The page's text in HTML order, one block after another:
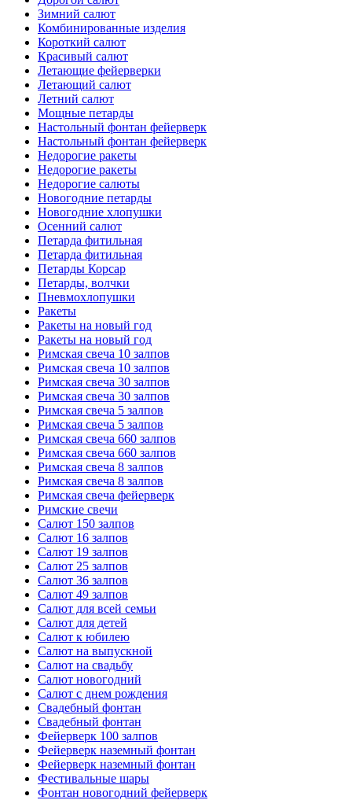
Зимний салют
Комбинированные изделия
Короткий салют
Красивый салют
Летающие фейерверки
Летающий салют
Летний салют
Мощные петарды
Настольный фонтан фейерверк
Настольный фонтан фейерверк
Недорогие ракеты
Недорогие ракеты
Недорогие салюты
Новогодние петарды
Новогодние хлопушки
Осенний салют
Петарда фитильная
Петарда фитильная
Петарды Корсар
Петарды, волчки
Пневмохлопушки
Ракеты
Ракеты на новый год
Ракеты на новый год
Римская свеча 10 залпов
Римская свеча 10 залпов
Римская свеча 30 залпов
Римская свеча 30 залпов
Римская свеча 5 залпов
Римская свеча 5 залпов
Римская свеча 660 залпов
Римская свеча 660 залпов
Римская свеча 8 залпов
Римская свеча 8 залпов
Римская свеча фейерверк
Римские свечи
Салют 150 залпов
Салют 16 залпов
Салют 19 залпов
Салют 25 залпов
Салют 36 залпов
Салют 49 залпов
Салют для всей семьи
Салют для детей
Салют к юбилею
Салют на выпускной
Салют на свадьбу
Салют новогодний
Салют с днем рождения
Свадебный фонтан
Свадебный фонтан
Фейерверк 100 залпов
Фейерверк наземный фонтан
Фейерверк наземный фонтан
Фестивальные шары
Фонтан новогодний фейерверк